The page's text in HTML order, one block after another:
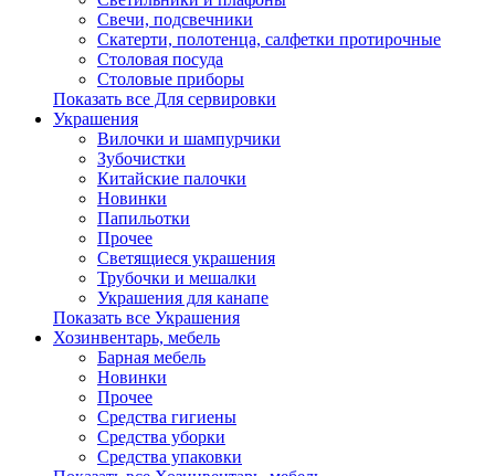
Свечи, подсвечники
Скатерти, полотенца, салфетки протирочные
Столовая посуда
Столовые приборы
Показать все Для сервировки
Украшения
Вилочки и шампурчики
Зубочистки
Китайские палочки
Новинки
Папильотки
Прочее
Светящиеся украшения
Трубочки и мешалки
Украшения для канапе
Показать все Украшения
Хозинвентарь, мебель
Барная мебель
Новинки
Прочее
Средства гигиены
Средства уборки
Средства упаковки